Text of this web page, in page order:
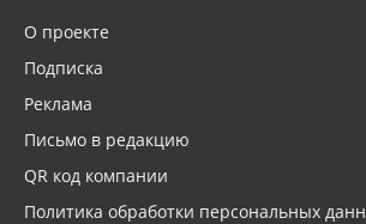
О проекте
Подписка
Реклама
Письмо в редакцию
QR код компании
Политика обработки персональных